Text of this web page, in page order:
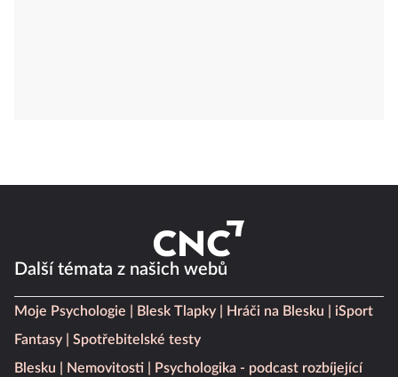
Další témata z našich webů
Moje Psychologie Blesk Tlapky Hráči na Blesku
iSport
Fantasy
Spotřebitelské testy
Blesku
Nemovitosti
Psychologika - podcast rozbíjející